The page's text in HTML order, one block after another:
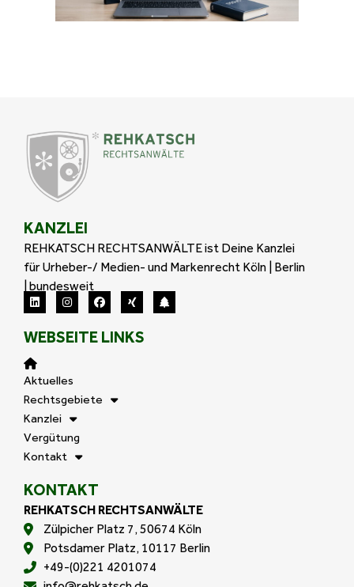
KANZLEI
REHKATSCH RECHTSANWÄLTE ist Deine Kanzlei
für Urheber-/ Medien- und Markenrecht Köln | Berlin
| bundesweit
WEBSEITE LINKS
Aktuelles
Rechtsgebiete
Kanzlei
Vergütung
Kontakt
KONTAKT
REHKATSCH RECHTSANWÄLTE
Zülpicher Platz 7, 50674 Köln
Potsdamer Platz, 10117 Berlin
+49-(0)221 4201074